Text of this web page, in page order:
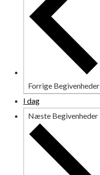
Forrige Begivenheder
I dag
Næste Begivenheder